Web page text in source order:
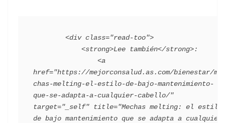
href="https://mejorconsalud.as.com/bienestar/me
chas-melting-el-estilo-de-bajo-mantenimiento-
que-se-adapta-a-cualquier-cabello/"
target="_self" title="Mechas melting: el estilo
de bajo mantenimiento que se adapta a cualquier